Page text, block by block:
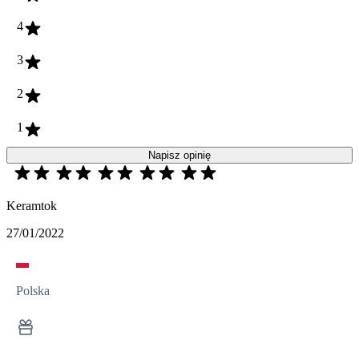
4
3
2
1
Napisz opinię
Keramtok
27/01/2022
Polska